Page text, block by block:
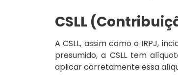
CSLL
A CSLL, assim como o IRPJ,
presumido, a CSLL tem
aplicar corretamente essa